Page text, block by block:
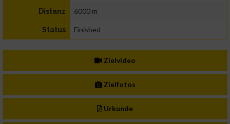
Distanz 6000 m
Status Finished
Zielvideo
Zielfotos
Urkunde